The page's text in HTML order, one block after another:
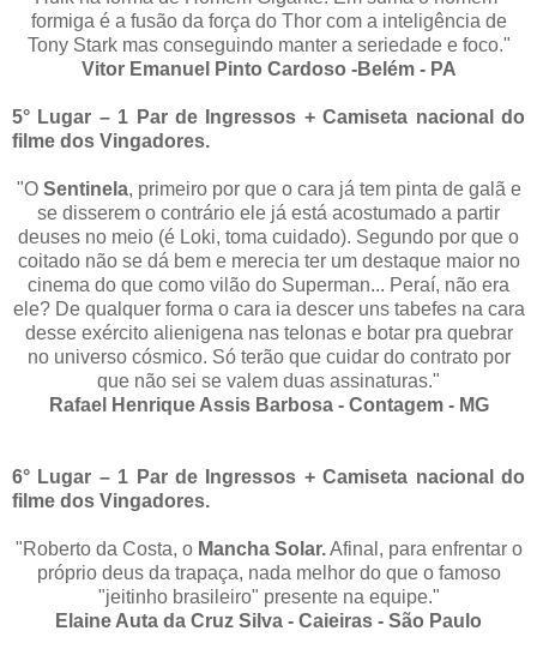
formiga é a fusão da força do Thor com a inteligência de
Tony Stark mas conseguindo manter a seriedade e foco."
Vitor Emanuel Pinto Cardoso -Belém - PA
5° Lugar – 1 Par de Ingressos + Camiseta nacional do
filme dos Vingadores.
"O Sentinela, primeiro por que o cara já tem pinta de galã e
se disserem o contrário ele já está acostumado a partir
deuses no meio (é Loki, toma cuidado). Segundo por que o
coitado não se dá bem e merecia ter um destaque maior no
cinema do que como vilão do Superman... Peraí, não era
ele? De qualquer forma o cara ia descer uns tabefes na cara
desse exército alienigena nas telonas e botar pra quebrar
no universo cósmico. Só terão que cuidar do contrato por
que não sei se valem duas assinaturas."
Rafael Henrique Assis Barbosa - Contagem - MG
6° Lugar – 1 Par de Ingressos + Camiseta nacional do
filme dos Vingadores.
"Roberto da Costa, o Mancha Solar.Afinal, para enfrentar o
próprio deus da trapaça, nada melhor do que o famoso
"jeitinho brasileiro" presente na equipe."
Elaine Auta da Cruz Silva - Caieiras - São Paulo